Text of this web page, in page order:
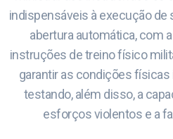
indispensáveis à execução de
abertura automática, com
instruções de treino físico
garantir as condições
testando, além disso, a
esforços violentos e a